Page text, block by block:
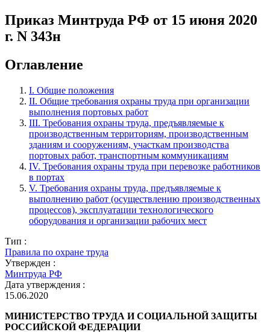
Приказ Минтруда РФ от 15 июня 2020
г. N 343н
Оглавление
I. Общие положения
II. Общие требования охраны труда при организации
выполнения портовых работ
III. Требования охраны труда, предъявляемые к
производственным территориям, производственным
зданиям и сооружениям, участкам производства
портовых работ, транспортным коммуникациям
IV. Требования охраны труда при перевозке работников
в портах
V. Требования охраны труда, предъявляемые к
выполнению работ (осуществлению производственных
процессов), эксплуатации технологического
оборудования и организации рабочих мест
Тип :
Правила по охране труда
Утвержден :
Минтруда РФ
Дата утверждения :
15.06.2020
МИНИСТЕРСТВО ТРУДА И СОЦИАЛЬНОЙ ЗАЩИТЫ
РОССИЙСКОЙ ФЕДЕРАЦИИ